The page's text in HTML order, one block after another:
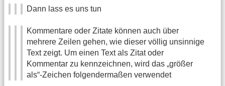
Dann lass es uns tun
Kommentare oder Zitate können auch über
mehrere Zeilen gehen, wie dieser völlig unsinnige
Text zeigt. Um einen Text als Zitat oder
Kommentar zu kennzeichnen, wird das „größer
als“-Zeichen folgendermaßen verwendet